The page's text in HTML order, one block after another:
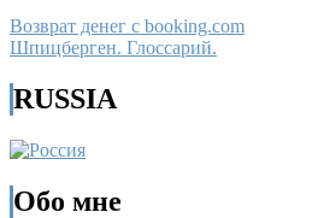
Возврат денег с booking.com
Шпицберген. Глоссарий.
RUSSIA
Обо мне